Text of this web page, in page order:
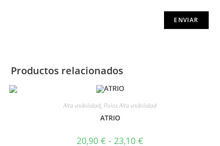
Productos relacionados
Alta visibilidad, Polos Alta visibilidad
ATRIO
20,90 € - 23,10 €